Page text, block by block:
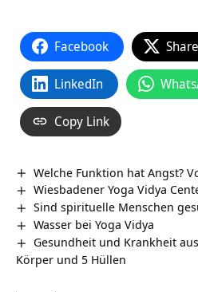
Facebook
LinkedIn
Copy Link
Welche Funktion hat Angst?
Wiesbadener Yoga Vidya
Sind spirituelle Menschen
Wasser bei Yoga Vidya
Gesundheit und Krankheit aus
Körper und 5 Hüllen